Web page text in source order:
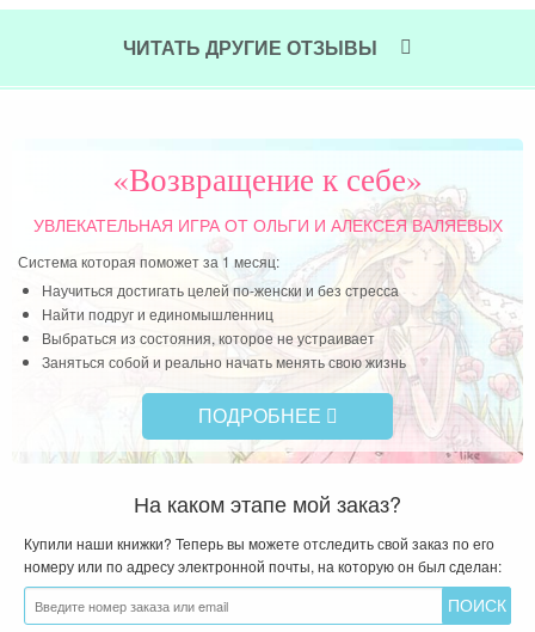
ЧИТАТЬ ДРУГИЕ ОТЗЫВЫ
«Возвращение к себе»
УВЛЕКАТЕЛЬНАЯ ИГРАОТ ОЛЬГИ И АЛЕКСЕЯ ВАЛЯЕВЫХ
Система которая поможет за 1 месяц:
Научиться достигать целей по-женски и без стресса
Найти подруг и единомышленниц
Выбраться из состояния, которое не устраивает
Заняться собой и реально начать менять свою жизнь
ПОДРОБНЕЕ
На каком этапе мой заказ?
Купили наши книжки? Теперь вы можете отследить свой заказ по его
номеру или по адресу электронной почты, на которую он был сделан: